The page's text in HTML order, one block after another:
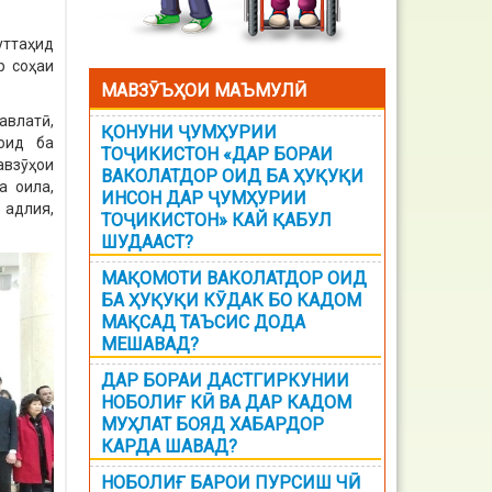
соҳаи
ба
оила,
адлия,
МАВЗӮЪҲОИ МАЪМУЛӢ
ҚОНУНИ ҶУМҲУРИИ
ТОҶИКИСТОН «ДАР БОРАИ
ВАКОЛАТДОР ОИД БА ҲУҚУҚИ
ИНСОН ДАР ҶУМҲУРИИ
ТОҶИКИСТОН» КАЙ ҚАБУЛ
ШУДААСТ?
МАҚОМОТИ ВАКОЛАТДОР ОИД
БА ҲУҚУҚИ КӮДАК БО КАДОМ
МАҚСАД ТАЪСИС ДОДА
МЕШАВАД?
ДАР БОРАИ ДАСТГИРКУНИИ
НОБОЛИҒ КӢ ВА ДАР КАДОМ
МУҲЛАТ БОЯД ХАБАРДОР
КАРДА ШАВАД?
НОБОЛИҒ БАРОИ ПУРСИШ ЧӢ